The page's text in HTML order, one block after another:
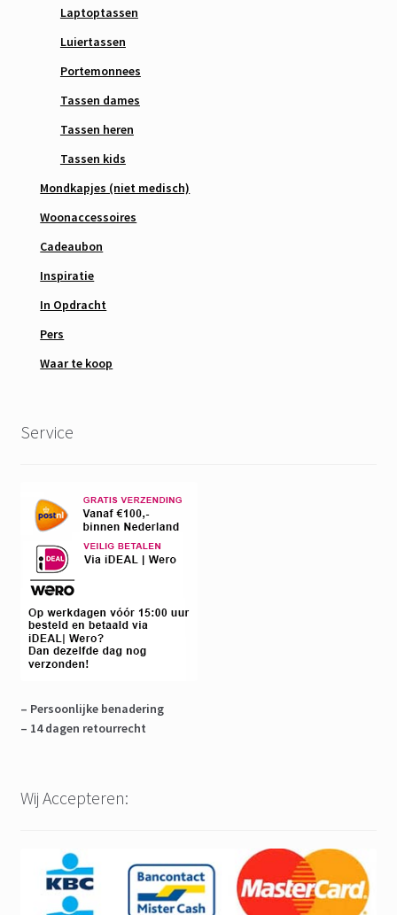
Laptoptassen
Luiertassen
Portemonnees
Tassen dames
Tassen heren
Tassen kids
Mondkapjes (niet medisch)
Woonaccessoires
Cadeaubon
Inspiratie
In Opdracht
Pers
Waar te koop
Service
– Persoonlijke benadering
– 14 dagen retourrecht
Wij Accepteren: